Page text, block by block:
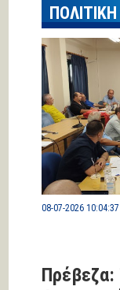
ΠΟΛΙΤΙΚΗ
08-07-2026 10:04:37
Πρέβεζα: